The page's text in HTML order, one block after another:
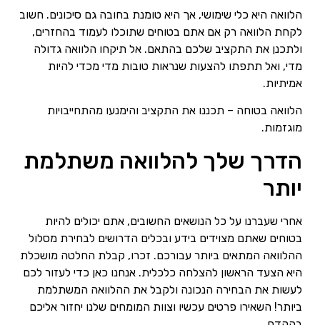
הלוואה היא כלי שימושי, אך היא טומנת בחובה גם סיכונים. חשוב
לקחת הלוואה רק אם אתם בטוחים שתוכלו לעמוד בהחזרים,
ולתכנן את התקציב שלכם בהתאם. אל תיקחו הלוואה גדולה
מדי, ואל תתפתו להצעות שנראות טובות מדי מכדי להיות
אמיתיות.
הלוואה בטוחה – תכננו את התקציב והימנעו מהתחייבויות
מוגזמות.
הדרך שלך להלוואה משתלמת
יותר
אחרי שעברנו על כל הנושאים החשובים, אתם יכולים להיות
בטוחים שאתם מצוידים בידע ובכלים הדרושים לבחירת מסלול
ההלוואה המתאים ביותר עבורכם. זכרו, קבלת החלטה מושכלת
היא הצעד הראשון להצלחה כלכלית. אנחנו כאן כדי לעזור לכם
לעשות את הבחירה הנכונה ולקבל את ההלוואה המשתלמת
ביותר! השאירו פרטים עכשיו וצוות המומחים שלנו יחזור אליכם